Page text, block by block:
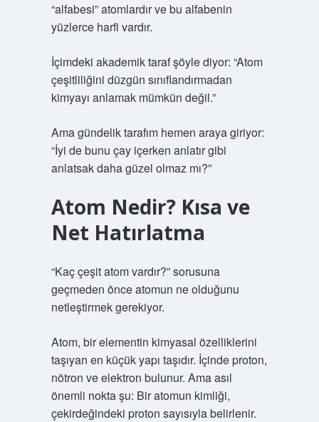
“alfabesi” atomlardır ve bu alfabenin
yüzlerce harfi vardır.
İçimdeki akademik taraf şöyle diyor: “Atom
çeşitliliğini düzgün sınıflandırmadan
kimyayı anlamak mümkün değil.”
Ama gündelik tarafım hemen araya giriyor:
“İyi de bunu çay içerken anlatır gibi
anlatsak daha güzel olmaz mı?”
Atom Nedir? Kısa ve
Net Hatırlatma
“Kaç çeşit atom vardır?” sorusuna
geçmeden önce atomun ne olduğunu
netleştirmek gerekiyor.
Atom, bir elementin kimyasal özelliklerini
taşıyan en küçük yapı taşıdır. İçinde proton,
nötron ve elektron bulunur. Ama asıl
önemli nokta şu: Bir atomun kimliği,
çekirdeğindeki proton sayısıyla belirlenir.